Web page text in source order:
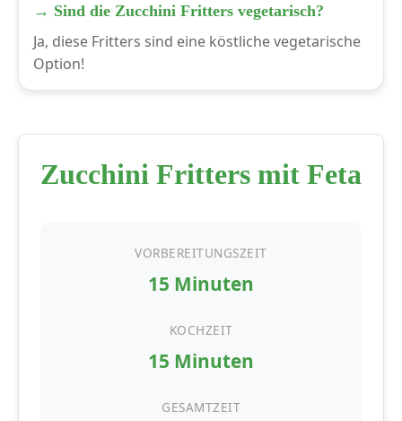
→ Sind die Zucchini Fritters vegetarisch?
Ja, diese Fritters sind eine köstliche vegetarische
Option!
Zucchini Fritters mit Feta
VORBEREITUNGSZEIT
15 Minuten
KOCHZEIT
15 Minuten
GESAMTZEIT